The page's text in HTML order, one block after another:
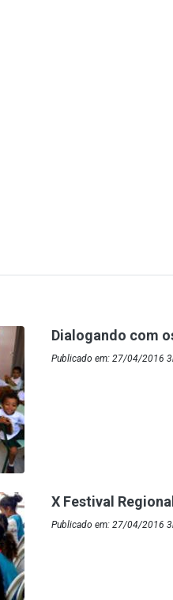
Dialogando com
Publicado em: 27/04/2016
X Festival
Publicado em: 27/04/2016